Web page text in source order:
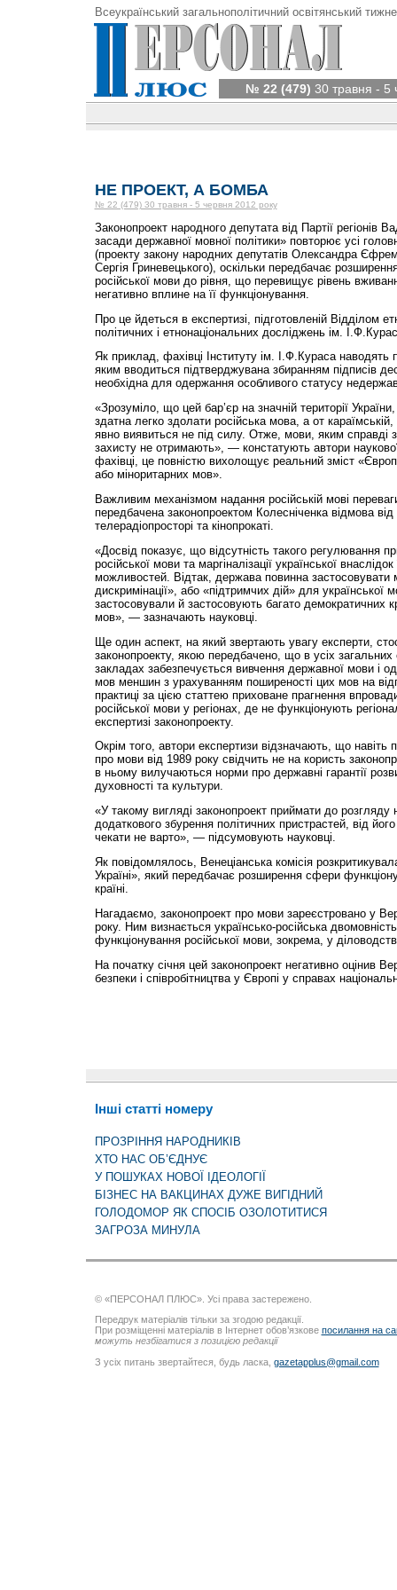
Всеукраїнський загальнополітичний освітянський
№ 22 (479) 30 травня - 5
НЕ ПРОЕКТ, А БОМБА
№ 22 (479) 30 травня - 5 червня 2012 року
Законопроект народного депутата від Партії регіонів
засади державної мовної політики» повторює усі
(проекту закону народних депутатів Олександра
Сергія Гриневецького), оскільки передбачає
російської мови до рівня, що перевищує рівень
негативно вплине на її функціонування.
Про це йдеться в експертизі, підготовленій Відділом
політичних і етнонаціональних досліджень ім.
Як приклад, фахівці Інституту ім. І.Ф.Кураса наводять
яким вводиться підтверджувана збиранням підписів
необхідна для одержання особливого статусу
«Зрозуміло, що цей бар’єр на значній території
здатна легко здолати російська мова, а от
явно виявиться не під силу. Отже, мови, яким справді
захисту не отримають», — констатують автори
фахівці, це повністю вихолощує реальний зміст
або міноритарних мов».
Важливим механізмом надання російській мові
передбачена законопроектом Колесніченка відмова
телерадіопросторі та кінопрокаті.
«Досвід показує, що відсутність такого регулювання
російської мови та маргіналізації української
можливостей. Відтак, держава повинна застосовувати
дискримінації», або «під­тримчих дій» для української
застосовували й застосовують багато демократичних
мов», — зазначають науковці.
Ще один аспект, на який звертають увагу експерти,
законопроекту, якою передбачено, що в усіх загальних
закладах забезпечується вивчення державної мови і
мов меншин з урахуванням поширеності цих мов на
практиці за цією статтею приховане прагнення
російської мови у регіонах, де не функціонують
експертизі законопроекту.
Окрім того, автори експертизи відзначають, що навіть
про мови від 1989 року свідчить не на користь
в ньому вилучаються норми про державні гарантії
духовності та культури.
«У такому вигляді законопроект приймати до розгляду
додаткового збурення політичних пристрастей, від
чекати не варто», — підсумовують науковці.
Як повідомлялось, Венеціанська комісія
Україні», який передбачає розширення сфери
країні.
Нагадаємо, законопроект про мови зареєстровано у
року. Ним визнається українсько-російська
функціонування російської мови, зокрема, у
На початку січня цей законопроект негативно оцінив
безпеки і співробітництва у Європі у справах
Інші статті номеру
ПРОЗРІННЯ НАРОДНИКІВ
ХТО НАС ОБ’ЄДНУЄ
У ПОШУКАХ НОВОЇ ІДЕОЛОГІЇ
БІЗНЕС НА ВАКЦИНАХ ДУЖЕ ВИГІДНИЙ
ГОЛОДОМОР ЯК СПОСІБ ОЗОЛОТИТИСЯ
ЗАГРОЗА МИНУЛА
© «ПЕРСОНАЛ ПЛЮС». Усі права застережено.
Передрук матеріалів тільки за згодою редакції.
При розміщенні матеріалів в Інтернет обов’язкове посилання на
можуть незбігатися з позицією редакції
З усіх питань звертайтеся, будь ласка, gazetapplus@gmail.com